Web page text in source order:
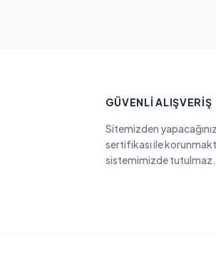
GÜVENLI ALIŞVERIŞ
Sitemizden
sertifikası ile
sistemimizde tutulmaz.